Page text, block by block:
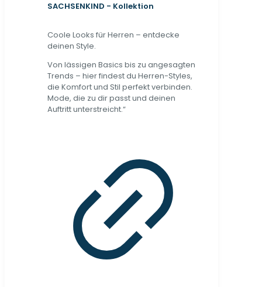
SACHSENKIND - Kollektion
Coole Looks für Herren – entdecke
deinen Style.
Von lässigen Basics bis zu angesagten
Trends – hier findest du Herren-Styles,
die Komfort und Stil perfekt verbinden.
Mode, die zu dir passt und deinen
Auftritt unterstreicht.“